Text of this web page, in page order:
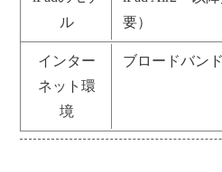
ル
要）
インター
ネット環
境
ブロードバン